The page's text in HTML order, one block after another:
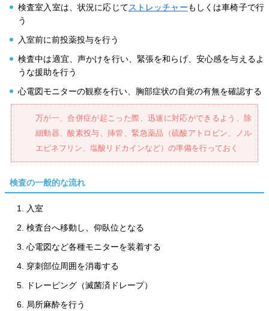
検査室入室は、状況に応じてストレッチャーもしくは車椅子で行
う
入室前に前投薬投与を行う
検査中は適宜、声かけを行い、緊張を和らげ、安心感を与えるよ
うな援助を行う
心電図モニターの観察を行い、胸部症状の自覚の有無を確認する
万が一、合併症が起こった際、迅速に対応ができるよう、除
細動器、酸素投与、挿管、緊急薬品（硫酸アトロピン、ノル
エピネフリン、塩酸リドカインなど）の準備を行っておく
検査の一般的な流れ
入室
検査台へ移動し、仰臥位となる
心電図など各種モニターを装着する
穿刺部位周囲を消毒する
ドレーピング（滅菌済ドレープ）
局所麻酔を行う